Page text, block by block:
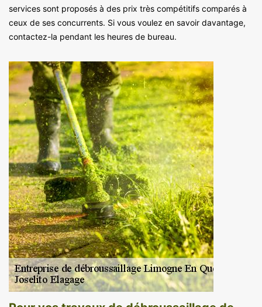
services sont proposés à des prix très compétitifs comparés à
ceux de ses concurrents. Si vous voulez en savoir davantage,
contactez-la pendant les heures de bureau.